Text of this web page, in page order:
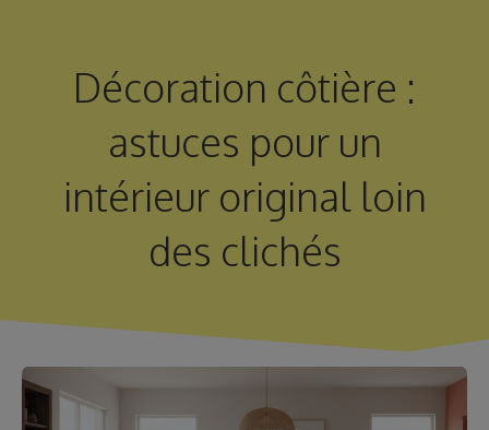
Décoration côtière :
astuces pour un
intérieur original loin
des clichés